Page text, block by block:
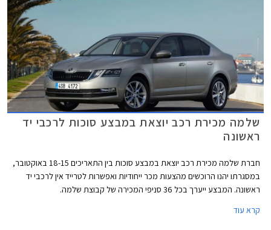
שלמה מכירת רכב יוצאת במבצע סוכות לרכבי יד
ראשונה
חברת שלמה מכירת רכב יוצאת במבצע סוכות בין התאריכים 18-15 באוקטובר,
במסגרתו יהנו הרוכשים מהצעות מכר ייחודיות ואפשרות לטרייד אין לרכבי יד
ראשונה. המבצע ייערך בכל 36 סניפי המכירה של קבוצת שלמה.
קרא עוד